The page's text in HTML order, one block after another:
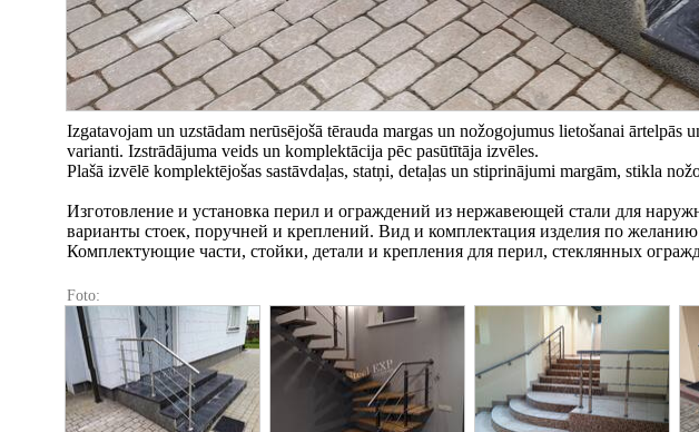
Izgatavojam un uzstādam nerūsējošā tērauda margas un nožogojumus lietošanai
varianti. Izstrādājuma veids un komplektācija pēc pasūtītāja izvēles.
Plašā izvēlē komplektējošas sastāvdaļas, statņi, detaļas un stiprinājumi margām, stikla
Изготовление и установка перил и ограждений из нержавеющей стали для
варианты стоек, поручней и креплений. Вид и комплектация изделия по желанию
Комплектующие части, стойки, детали и крепления для перил, стеклянных
Foto: